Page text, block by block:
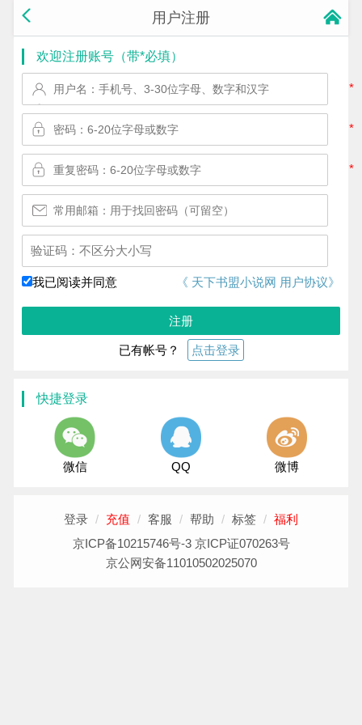
用户注册
欢迎注册账号（带*必填）
*
*
*
我已阅读并同意 《 天下书盟小说网 用户协议》
注册
已有帐号？ 点击登录
快捷登录
微信 QQ 微博
登录 / 充值 / 客服 / 帮助 / 标签 / 福利
京ICP备10215746号-3 京ICP证070263号
京公网安备11010502025070